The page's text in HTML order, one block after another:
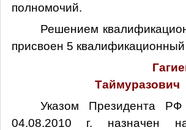
полномочий.
Решением
присвоен 5 квалификационный
Таймуразович
Указом Президента
04.08.2010 г. назначен